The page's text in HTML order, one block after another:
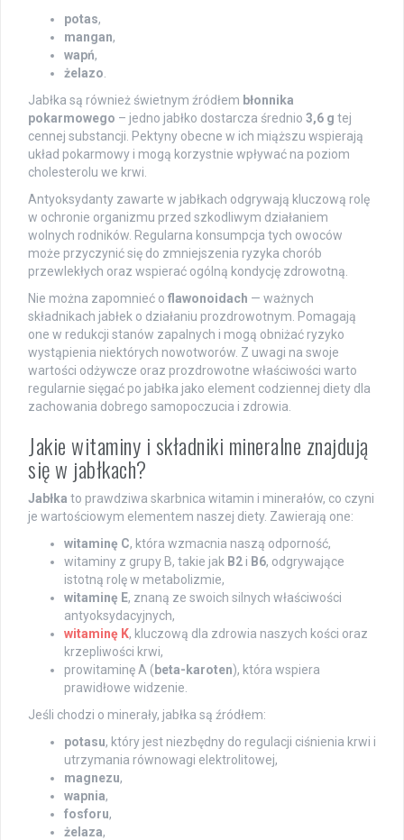
potas,
mangan,
wapń,
żelazo.
Jabłka są również świetnym źródłem błonnika
pokarmowego – jedno jabłko dostarcza średnio 3,6 g tej
cennej substancji. Pektyny obecne w ich miąższu wspierają
układ pokarmowy i mogą korzystnie wpływać na poziom
cholesterolu we krwi.
Antyoksydanty zawarte w jabłkach odgrywają kluczową rolę
w ochronie organizmu przed szkodliwym działaniem
wolnych rodników. Regularna konsumpcja tych owoców
może przyczynić się do zmniejszenia ryzyka chorób
przewlekłych oraz wspierać ogólną kondycję zdrowotną.
Nie można zapomnieć o flawonoidach — ważnych
składnikach jabłek o działaniu prozdrowotnym. Pomagają
one w redukcji stanów zapalnych i mogą obniżać ryzyko
wystąpienia niektórych nowotworów. Z uwagi na swoje
wartości odżywcze oraz prozdrowotne właściwości warto
regularnie sięgać po jabłka jako element codziennej diety dla
zachowania dobrego samopoczucia i zdrowia.
Jakie witaminy i składniki mineralne znajdują
się w jabłkach?
Jabłka to prawdziwa skarbnica witamin i minerałów, co czyni
je wartościowym elementem naszej diety. Zawierają one:
witaminę C, która wzmacnia naszą odporność,
witaminy z grupy B, takie jak B2 i B6, odgrywające
istotną rolę w metabolizmie,
witaminę E, znaną ze swoich silnych właściwości
antyoksydacyjnych,
witaminę K, kluczową dla zdrowia naszych kości oraz
krzepliwości krwi,
prowitaminę A ( beta-karoten), która wspiera
prawidłowe widzenie.
Jeśli chodzi o minerały, jabłka są źródłem:
potasu, który jest niezbędny do regulacji ciśnienia krwi i
utrzymania równowagi elektrolitowej,
magnezu,
wapnia,
fosforu,
żelaza,